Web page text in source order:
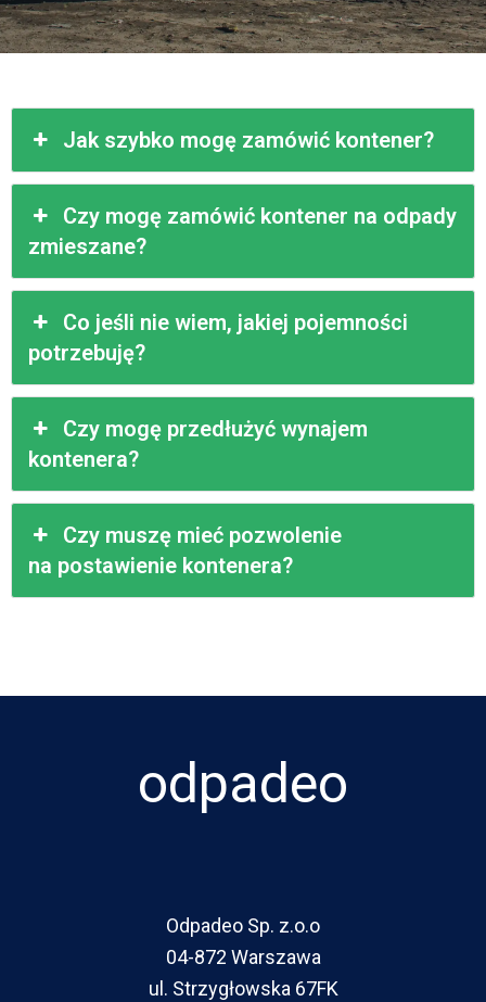
Jak szybko mogę zamówić kontener?
Czy mogę zamówić kontener na odpady
zmieszane?
Co jeśli nie wiem, jakiej pojemności
potrzebuję?
Czy mogę przedłużyć wynajem
kontenera?
Czy muszę mieć pozwolenie
na postawienie kontenera?
odpadeo
Odpadeo Sp. z.o.o
04-872 Warszawa
ul. Strzygłowska 67FK